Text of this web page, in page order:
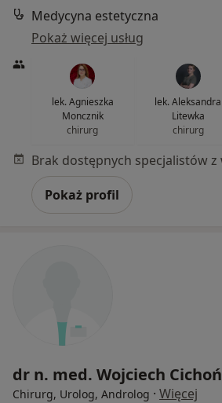
Medycyna estetyczna
Pokaż więcej usług
lek. Agnieszka
Moncznik
chirurg
lek. Aleksandra
Litewka
chirurg
Pokaż profil
dr n. med. Wojciech Cichoń
Chirurg, Urolog, Androlog · Więcej